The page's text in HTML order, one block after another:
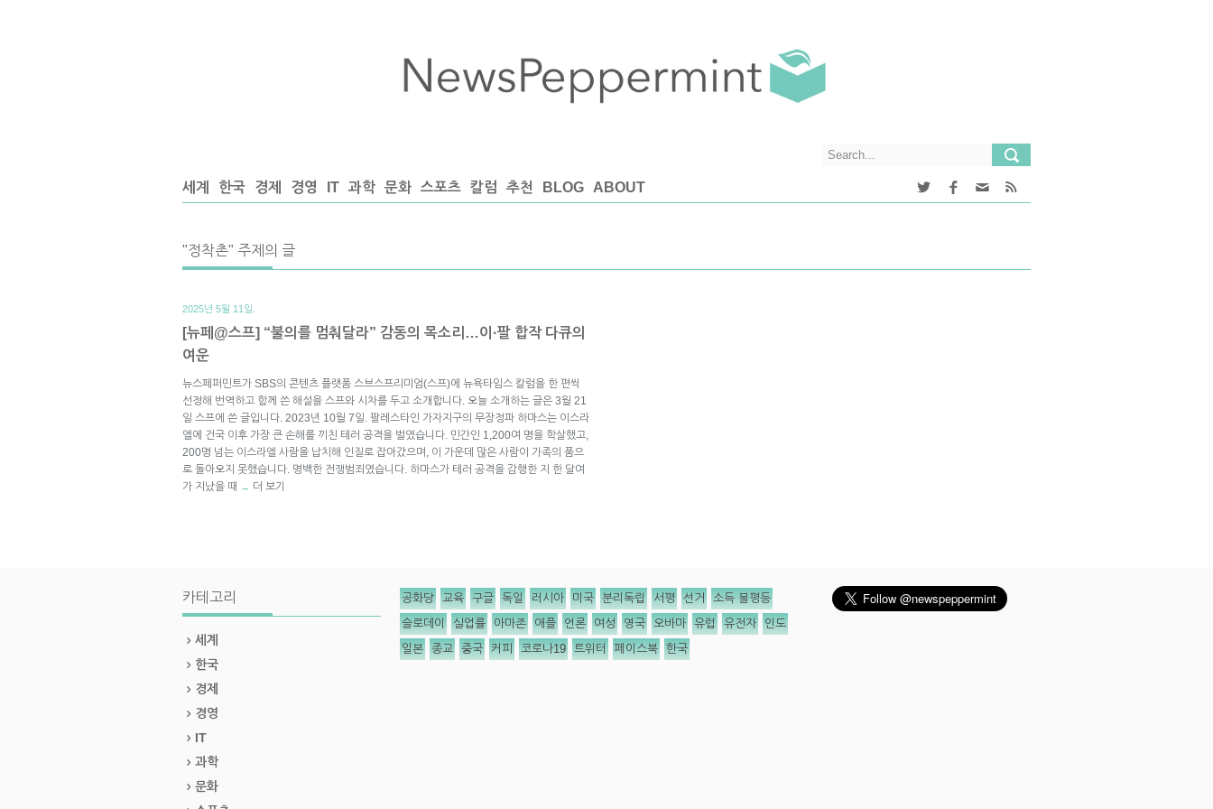
세계 한국 경제 경영 IT 과학 문화 스포츠 칼럼 추천 BLOG ABOUT
"정착촌" 주제의 글
2025년 5월 11일.
[뉴페@스프] “불의를 멈춰달라” 감동의 목소리…이·팔 합작 다큐의
여운
뉴스페퍼민트가 SBS의 콘텐츠 플랫폼 스브스프리미엄(스프)에 뉴욕타임스 칼럼을 한 편씩
선정해 번역하고 함께 쓴 해설을 스프와 시차를 두고 소개합니다. 오늘 소개하는 글은 3월 21
일 스프에 쓴 글입니다. 2023년 10월 7일. 팔레스타인 가자지구의 무장정파 하마스는 이스라
엘에 건국 이후 가장 큰 손해를 끼친 테러 공격을 벌였습니다. 민간인 1,200여 명을 학살했고,
200명 넘는 이스라엘 사람을 납치해 인질로 잡아갔으며, 이 가운데 많은 사람이 가족의 품으
로 돌아오지 못했습니다. 명백한 전쟁범죄였습니다. 하마스가 테러 공격을 감행한 지 한 달여
가 지났을 때 → 더 보기
카테고리
세계
한국
경제
경영
IT
과학
문화
공화당 교육 구글 독일 러시아 미국 분리독립 서평 선거 소득 불평등
슬로데이 실업률 아마존 애플 언론 여성 영국 오바마 유럽 유전자 인도
일본 종교 중국 커피 코로나19 트위터 페이스북 한국